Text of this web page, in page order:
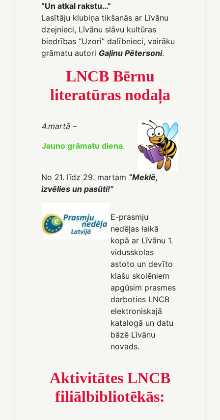
“Un atkal rakstu…”
Lasītāju klubiņa tikšanās ar Līvānu
dzejnieci, Līvānu slāvu kultūras
biedrības “Uzori” dalībnieci, vairāku
grāmatu autori Gaļinu Pētersoni.
LNCB Bērnu
literatūras nodaļa
4.martā –
Jauno grāmatu diena.
No 21. līdz 29. martam “Meklē,
izvēlies un pasūti!”
E-prasmju
nedēļas laikā
kopā ar Līvānu 1.
vidusskolas
astoto un devīto
klašu skolēniem
apgūsim prasmes
darboties LNCB
elektroniskajā
katalogā un datu
bāzē Līvānu
novads.
Aktivitātes LNCB
filiālbibliotēkās: